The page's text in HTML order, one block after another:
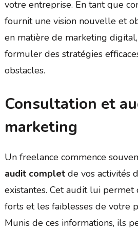
votre entreprise. En tant que
fournit une vision nouvelle et
en matière de marketing
formuler des stratégies
obstacles.
Consultation et
marketing
Un freelance commence
audit completde vos activités
existantes. Cet audit lui permet
forts et les faiblesses de votre
Munis de ces informations, ils